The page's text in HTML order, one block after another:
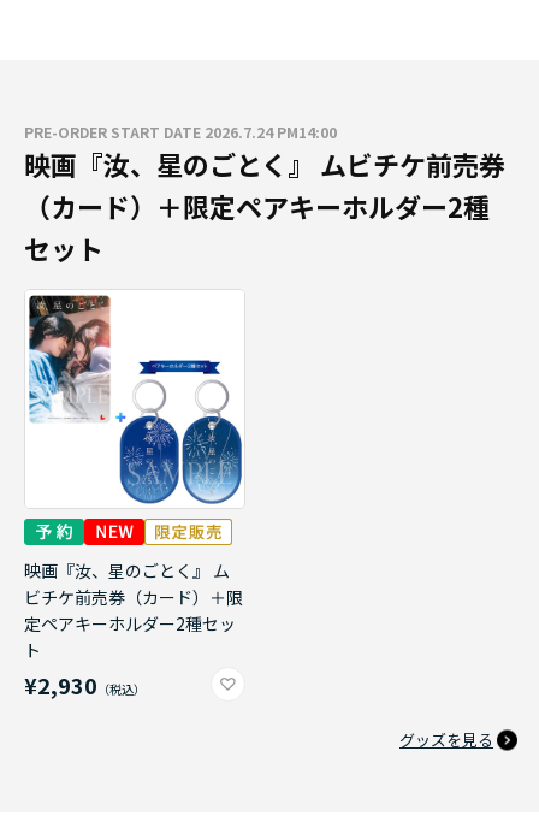
PRE-ORDER START DATE 2026.7.24 PM14:00
映画『汝、星のごとく』 ムビチケ前売券
（カード）＋限定ペアキーホルダー2種
セット
映画『汝、星のごとく』 ム
ビチケ前売券（カード）＋限
定ペアキーホルダー2種セッ
ト
¥2,930
グッズを見る